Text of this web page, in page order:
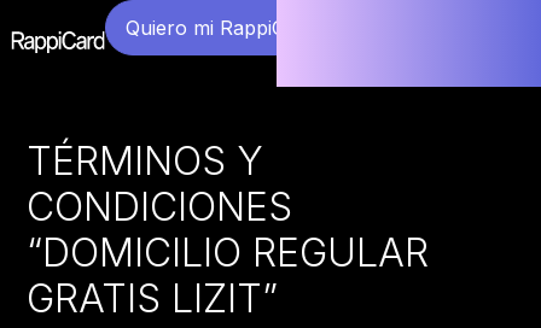
Quiero mi RappiCard
TÉRMINOS Y
CONDICIONES
“DOMICILIO REGULAR
GRATIS LIZIT”